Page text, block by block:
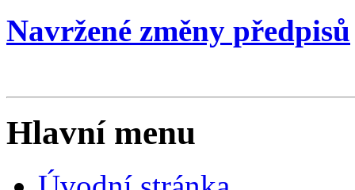
Navržené změny předpisů
Hlavní menu